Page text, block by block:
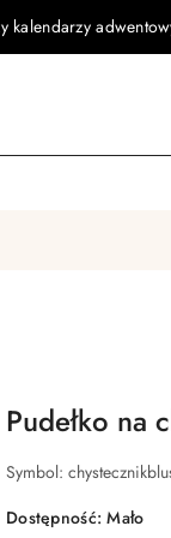
Pudełko na
Symbol:
Dostępność:Mało